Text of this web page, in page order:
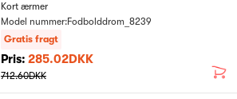
Kort ærmer
Model nummer:Fodbolddrom_8239
Gratis fragt
Pris: 285.02DKK
712.60DKK